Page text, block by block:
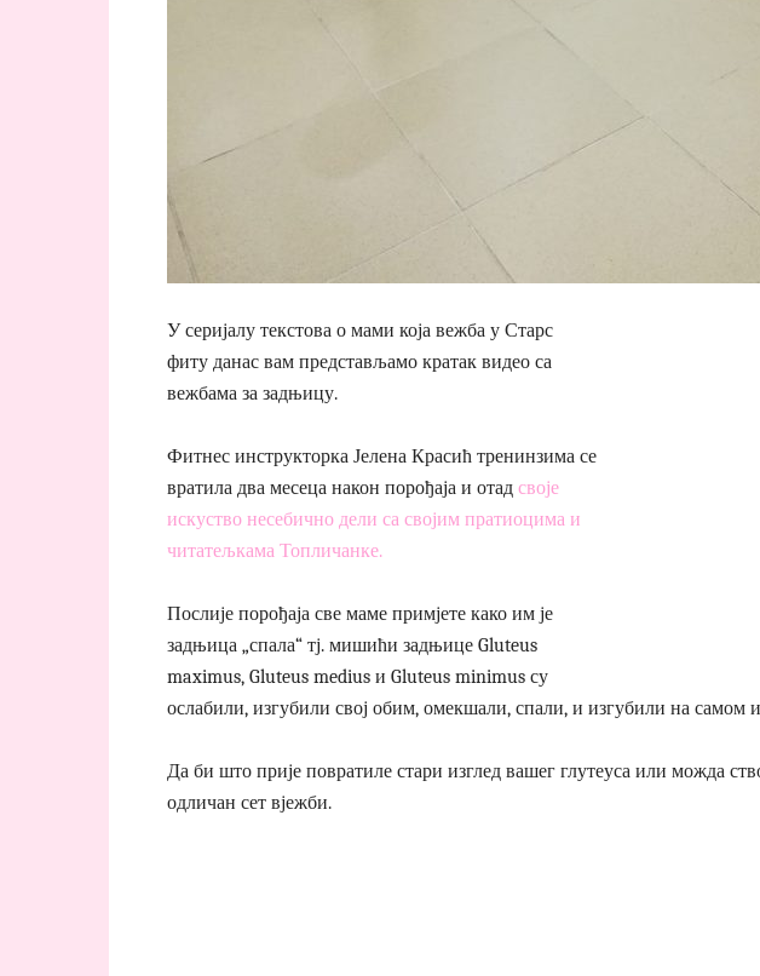
У серијалу текстова о мами која вежба у Старс
фиту данас вам представљамо кратак видео са
вежбама за задњицу.
Фитнес инструкторка Јелена Красић тренинзима се
вратила два месеца након порођаја и отад своје
искуство несебично дели са својим пратиоцима и
читатељкама Топличанке.
Послије порођаја све маме примјете како им је
задњица „спала“ тј. мишићи задњице Gluteus
maximus, Gluteus medius и Gluteus minimus су
ослабили, изгубили свој обим, омекшали, спали, и изгубили на самом
Да би што прије повратиле стари изглед вашег глутеуса или можда
одличан сет вјежби.